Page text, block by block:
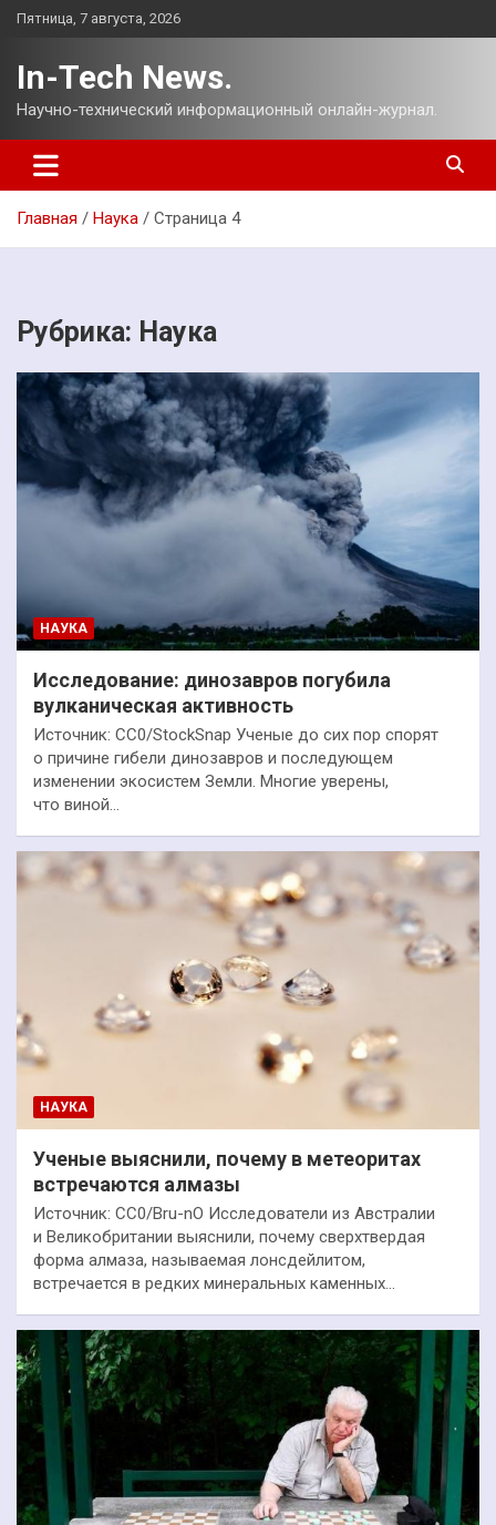
Перейти
Пятница, 7 августа, 2026
In-Tech News.
Научно-технический информационный онлайн-журнал.
Главная Наука Страница 4
Рубрика: Наука
НАУКА
Исследование: динозавров погубила
вулканическая активность
Источник: CC0/StockSnap Ученые до сих пор спорят
о причине гибели динозавров и последующем
изменении экосистем Земли. Многие уверены,
что виной…
НАУКА
Ученые выяснили, почему в метеоритах
встречаются алмазы
Источник: СС0/Bru-nO Исследователи из Австралии
и Великобритании выяснили, почему сверхтвердая
форма алмаза, называемая лонсдейлитом,
встречается в редких минеральных каменных…